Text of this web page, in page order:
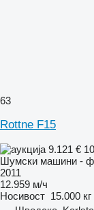
63
Rottne F15
9.121 €
Шумски машини -
2011
12.959 м/ч
Носивост 15.000 кг